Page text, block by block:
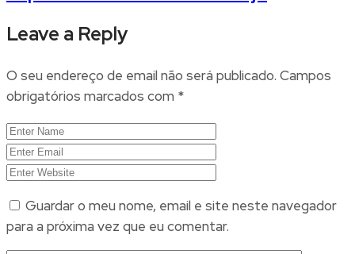
Leave a Reply
O seu endereço de email não será publicado. Campos
obrigatórios marcados com *
Guardar o meu nome, email e site neste navegador
para a próxima vez que eu comentar.